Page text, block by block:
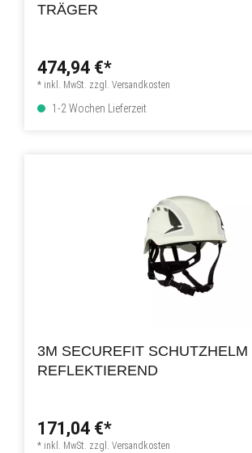
TRÄGER
474,94 €*
* inkl. MwSt. zzgl. Versandkosten
1-2 Wochen Lieferzeit
3M SECUREFIT SCHUTZHELM
REFLEKTIEREND
171,04 €*
* inkl. MwSt. zzgl. Versandkosten